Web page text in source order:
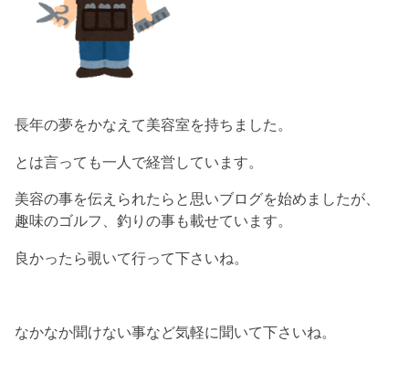
長年の夢をかなえて美容室を持ちました。
とは言っても一人で経営しています。
美容の事を伝えられたらと思いブログを始めましたが、
趣味のゴルフ、釣りの事も載せています。
良かったら覗いて行って下さいね。
なかなか聞けない事など気軽に聞いて下さいね。